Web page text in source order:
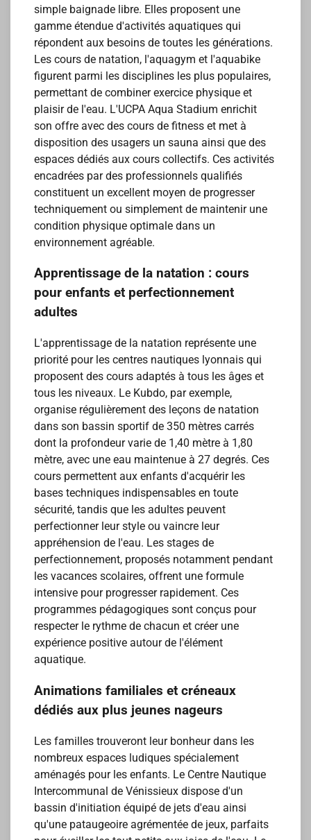
simple baignade libre. Elles proposent une
gamme étendue d'activités aquatiques qui
répondent aux besoins de toutes les générations.
Les cours de natation, l'aquagym et l'aquabike
figurent parmi les disciplines les plus populaires,
permettant de combiner exercice physique et
plaisir de l'eau. L'UCPA Aqua Stadium enrichit
son offre avec des cours de fitness et met à
disposition des usagers un sauna ainsi que des
espaces dédiés aux cours collectifs. Ces activités
encadrées par des professionnels qualifiés
constituent un excellent moyen de progresser
techniquement ou simplement de maintenir une
condition physique optimale dans un
environnement agréable.
Apprentissage de la natation : cours
pour enfants et perfectionnement
adultes
L'apprentissage de la natation représente une
priorité pour les centres nautiques lyonnais qui
proposent des cours adaptés à tous les âges et
tous les niveaux. Le Kubdo, par exemple,
organise régulièrement des leçons de natation
dans son bassin sportif de 350 mètres carrés
dont la profondeur varie de 1,40 mètre à 1,80
mètre, avec une eau maintenue à 27 degrés. Ces
cours permettent aux enfants d'acquérir les
bases techniques indispensables en toute
sécurité, tandis que les adultes peuvent
perfectionner leur style ou vaincre leur
appréhension de l'eau. Les stages de
perfectionnement, proposés notamment pendant
les vacances scolaires, offrent une formule
intensive pour progresser rapidement. Ces
programmes pédagogiques sont conçus pour
respecter le rythme de chacun et créer une
expérience positive autour de l'élément
aquatique.
Animations familiales et créneaux
dédiés aux plus jeunes nageurs
Les familles trouveront leur bonheur dans les
nombreux espaces ludiques spécialement
aménagés pour les enfants. Le Centre Nautique
Intercommunal de Vénissieux dispose d'un
bassin d'initiation équipé de jets d'eau ainsi
qu'une pataugeoire agrémentée de jeux, parfaits